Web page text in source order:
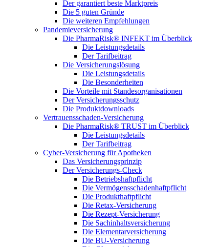
Der garantiert beste Marktpreis
Die 5 guten Gründe
Die weiteren Empfehlungen
Pandemieversicherung
Die PharmaRisk® INFEKT im Überblick
Die Leistungsdetails
Der Tarifbeitrag
Die Versicherungslösung
Die Leistungsdetails
Die Besonderheiten
Die Vorteile mit Standesorganisationen
Der Versicherungsschutz
Die Produktdownloads
Vertrauensschaden-Versicherung
Die PharmaRisk® TRUST im Überblick
Die Leistungsdetails
Der Tarifbeitrag
Cyber-Versicherung für Apotheken
Das Versicherungsprinzip
Der Versicherungs-Check
Die Betriebshaftpflicht
Die Vermögensschadenhaftpflicht
Die Produkthaftpflicht
Die Retax-Versicherung
Die Rezept-Versicherung
Die Sachinhaltsversicherung
Die Elementarversicherung
Die BU-Versicherung